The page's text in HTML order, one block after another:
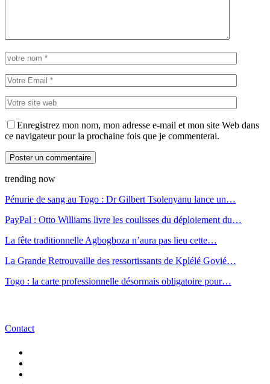
Enregistrez mon nom, mon adresse e-mail et mon site Web dans
ce navigateur pour la prochaine fois que je commenterai.
trending now
Pénurie de sang au Togo : Dr Gilbert Tsolenyanu lance un…
PayPal : Otto Williams livre les coulisses du déploiement du…
La fête traditionnelle Agbogboza n’aura pas lieu cette…
La Grande Retrouvaille des ressortissants de Kplélé Govié…
Togo : la carte professionnelle désormais obligatoire pour…
Contact